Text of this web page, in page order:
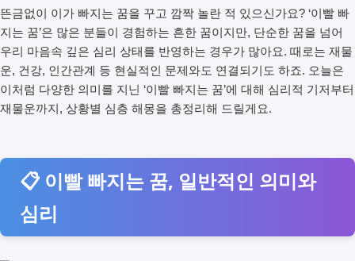
뜬금없이 이가 빠지는 꿈을 꾸고 깜짝 놀란 적 있으신가요? ‘이빨 빠
지는 꿈’은 많은 분들이 경험하는 흔한 꿈이지만, 단순한 꿈을 넘어
우리 마음속 깊은 심리 상태를 반영하는 경우가 많아요. 때로는 재물
운, 건강, 인간관계 등 현실적인 문제와도 연결되기도 하죠. 오늘은
이처럼 다양한 의미를 지닌 ‘이빨 빠지는 꿈’에 대해 심리적 기저부터
재물운까지, 상황별 심층 해몽을 총정리해 드릴게요.
📋 이빨 빠지는 꿈, 일반적인 의미와
심리